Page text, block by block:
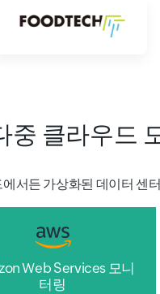
중 클라우드
서든 가상화된 데이터 센
Web Services 모니
터링